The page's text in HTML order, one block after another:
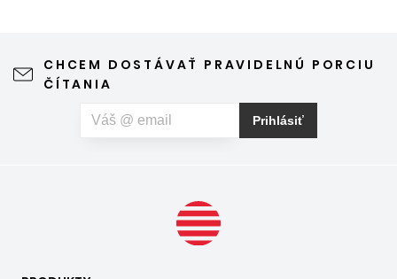
leto naplno. Kvalitná sieťka na hmyz zároveň nijako neruší
výhľad z okna ani vzhľad domu, vyžaduje len minimálnu
vás okrem hmyzu trápia aj peľové alergie, môžete zvoliť
špeciálnu sieť proti peľu, ktorá pomáha obmedziť
CHCEM DOSTÁVAŤ PRAVIDELNÚ PORCIU
ČÍTANIA
Prihlásiť